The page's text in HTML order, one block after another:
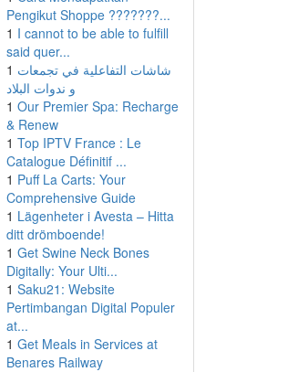
Pengikut Shoppe ???????...
1 I cannot to be able to fulfill
said quer...
1 شاشات التفاعلية في تجمعات
و ندوات البلاد
1 Our Premier Spa: Recharge
& Renew
1 Top IPTV France : Le
Catalogue Définitif ...
1 Puff La Carts: Your
Comprehensive Guide
1 Lägenheter i Avesta – Hitta
ditt drömboende!
1 Get Swine Neck Bones
Digitally: Your Ulti...
1 Saku21: Website
Pertimbangan Digital Populer
at...
1 Get Meals in Services at
Benares Railway